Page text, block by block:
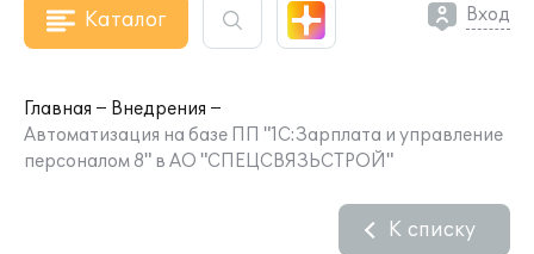
Каталог Вход
Главная
Внедрения
Автоматизация на базе ПП "1С:Зарплата и управление
персоналом 8" в АО "СПЕЦСВЯЗЬСТРОЙ"
К списку